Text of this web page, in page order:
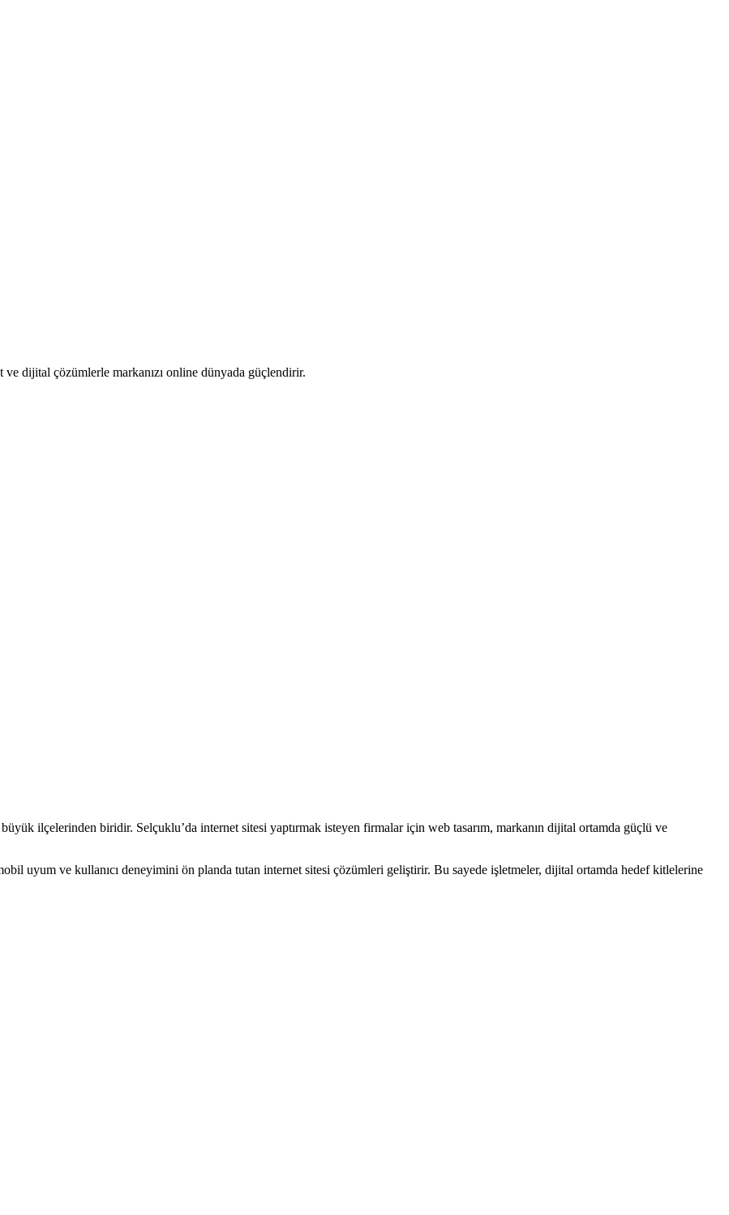
dijital çözümlerle markanızı online dünyada güçlendirir.
ilçelerinden biridir. Selçuklu’da internet sitesi yaptırmak isteyen firmalar için web tasarım, markanın dijital ortamda güçlü ve
uyum ve kullanıcı deneyimini ön planda tutan internet sitesi çözümleri geliştirir. Bu sayede işletmeler, dijital ortamda hedef kitlelerine